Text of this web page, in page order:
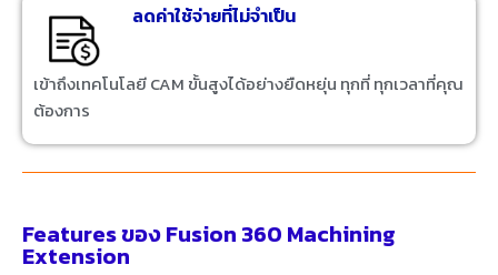
ลดค่าใช้จ่ายที่ไม่จำเป็น
เข้าถึงเทคโนโลยี CAM ขั้นสูงได้อย่างยืดหยุ่น ทุกที่ ทุกเวลาที่คุณ
ต้องการ
Features ของ Fusion 360 Machining
Extension